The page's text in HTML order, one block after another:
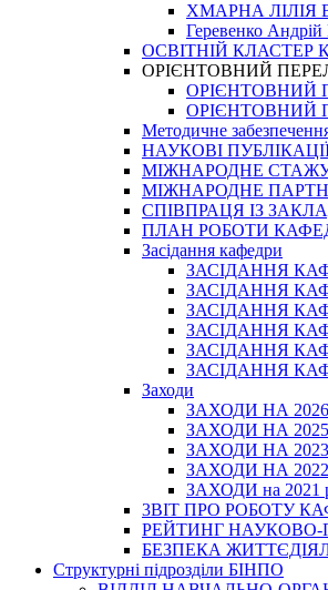
ХМАРНА ЛІЛІЯ
Геревенко
ОСВІТНІЙ КЛАСТЕР
ОРІЄНТОВНИЙ
ОРІЄНТОВНИЙ
ОРІЄНТОВНИЙ
Методичне
НАУКОВІ
МІЖНАРОДНЕ
МІЖНАРОДНЕ
СПІВПРАЦЯ ІЗ
ПЛАН РОБОТИ
Засідання кафедри
ЗАСІДАННЯ
ЗАСІДАННЯ
ЗАСІДАННЯ
ЗАСІДАННЯ
ЗАСІДАННЯ
ЗАСІДАННЯ
Заходи
ЗАХОДИ НА 2026
ЗАХОДИ НА 2025
ЗАХОДИ НА 2023
ЗАХОДИ НА 2022
ЗАХОДИ на 2021
3BIT ПРО РОБОТУ
РЕЙТИНГ НАУКОВО-
БЕЗПЕКА
Структурні підрозділи БІНПО